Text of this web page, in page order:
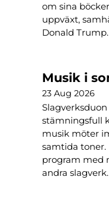
om sina
uppväxt,
Donald Trump.
Musik i
23 Aug 2026
stämningsfull
musik möter
samtida
program med
andra slagverk.